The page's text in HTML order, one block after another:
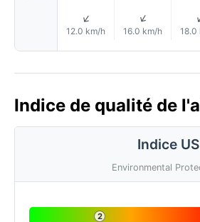
↑
12.0 km/h
↑
16.0 km/h 18.0
Indice de qualité de
Indice
Environmental
2